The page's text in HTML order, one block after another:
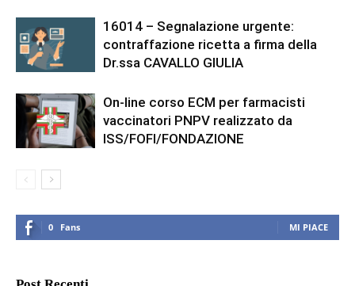
16014 – Segnalazione urgente:
contraffazione ricetta a firma della
Dr.ssa CAVALLO GIULIA
On-line corso ECM per farmacisti
vaccinatori PNPV realizzato da
ISS/FOFI/FONDAZIONE
0 Fans MI PIACE